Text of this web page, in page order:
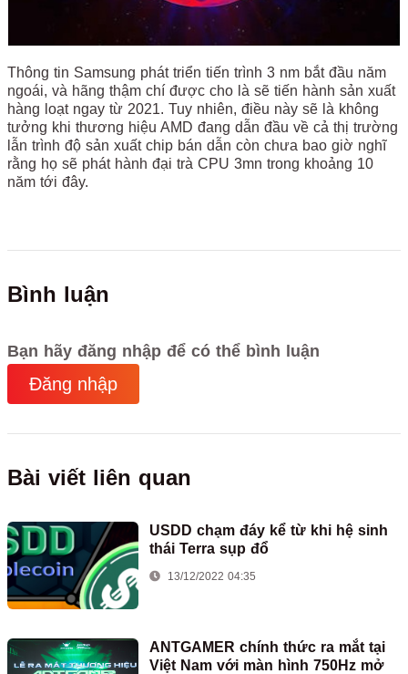
Thông tin Samsung phát triển tiến trình 3 nm bắt đầu năm
ngoái, và hãng thậm chí được cho là sẽ tiến hành sản xuất
hàng loạt ngay từ 2021. Tuy nhiên, điều này sẽ là không
tưởng khi thương hiệu AMD đang dẫn đầu về cả thị trường
lẫn trình độ sản xuất chip bán dẫn còn chưa bao giờ nghĩ
rằng họ sẽ phát hành đại trà CPU 3mn trong khoảng 10
năm tới đây.
Bình luận
Bạn hãy đăng nhập để có thể bình luận
Đăng nhập
Bài viết liên quan
USDD chạm đáy kể từ khi hệ sinh
thái Terra sụp đổ
13/12/2022 04:35
ANTGAMER chính thức ra mắt tại
Việt Nam với màn hình 750Hz mở